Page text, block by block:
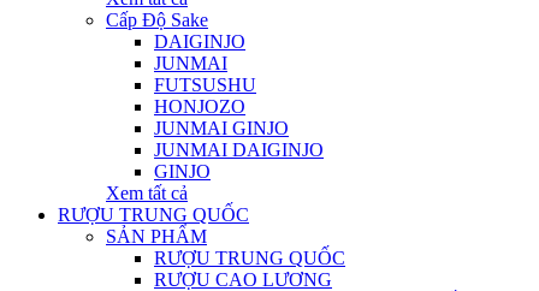
Cấp Độ Sake
DAIGINJO
JUNMAI
FUTSUSHU
HONJOZO
JUNMAI GINJO
JUNMAI DAIGINJO
GINJO
Xem tất cả
RƯỢU TRUNG QUỐC
SẢN PHẨM
RƯỢU TRUNG QUỐC
RƯỢU CAO LƯƠNG